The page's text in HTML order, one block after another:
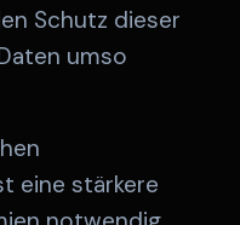
Schutz dieser
umso
eine stärkere